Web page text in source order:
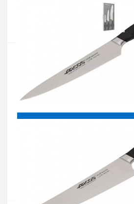
В наличии
Цена 4 730 грн.
Введите номер телефона и мы